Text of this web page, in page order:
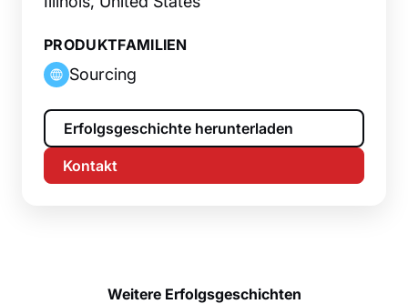
PRODUKTFAMILIEN
Sourcing
Erfolgsgeschichte herunterladen
Kontakt
Weitere Erfolgsgeschichten